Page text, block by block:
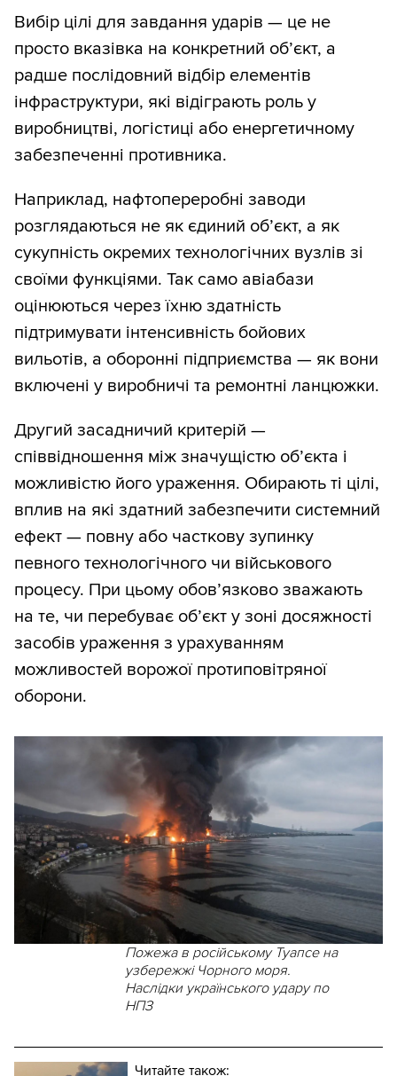
Вибір цілі для завдання ударів — це не
просто вказівка на конкретний об’єкт, а
радше послідовний відбір елементів
інфраструктури, які відіграють роль у
виробництві, логістиці або енергетичному
забезпеченні противника.
Наприклад, нафтопереробні заводи
розглядаються не як єдиний об’єкт, а як
сукупність окремих технологічних вузлів зі
своїми функціями. Так само авіабази
оцінюються через їхню здатність
підтримувати інтенсивність бойових
вильотів, а оборонні підприємства — як вони
включені у виробничі та ремонтні ланцюжки.
Другий засадничий критерій —
співвідношення між значущістю об’єкта і
можливістю його ураження. Обирають ті цілі,
вплив на які здатний забезпечити системний
ефект — повну або часткову зупинку
певного технологічного чи військового
процесу. При цьому обов’язково зважають
на те, чи перебуває об’єкт у зоні досяжності
засобів ураження з урахуванням
можливостей ворожої протиповітряної
оборони.
Пожежа в російському Туапсе на
узбережжі Чорного моря.
Наслідки українського удару по
НПЗ
Читайте також: